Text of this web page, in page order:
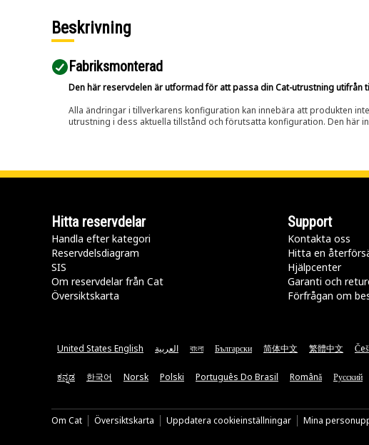
Beskrivning
Fabriksmonterad
Den här reservdelen är utformad för att passa din Cat-utrustning utifrån
Alla ändringar i tillverkarens konfiguration kan innebära att produkten
utrustning i dess aktuella tillstånd och förutsatta konfiguration. Den här
Hitta reservdelar
Handla efter kategori
Reservdelsdiagram
SIS
Om reservdelar från Cat
Översiktskarta
Support
Kontakta oss
Hitta en
Hjälpcenter
Garanti och
Förfrågan om
United States English العربية বাংলা Български 简体中文 繁體中文
ಕನ್ನಡ 한국어 Norsk Polski Português Do Brasil Română Русский
Om Cat Översiktskarta Uppdatera cookieinställningar Mina